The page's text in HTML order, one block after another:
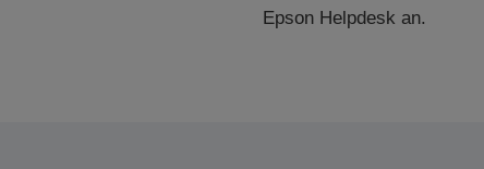
Epson Helpdesk an.